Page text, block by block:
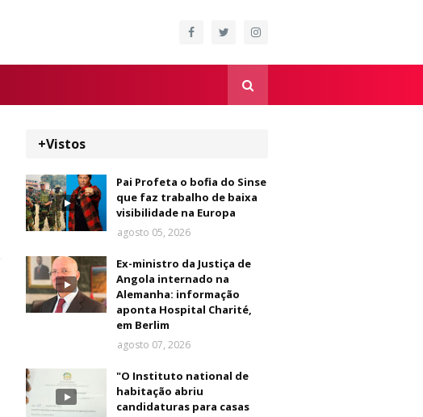
+Vistos
Pai Profeta o bofia do Sinse
que faz trabalho de baixa
visibilidade na Europa
agosto 05, 2026
Ex-ministro da Justiça de
Angola internado na
Alemanha: informação
aponta Hospital Charité,
em Berlim
agosto 07, 2026
"O Instituto national de
habitação abriu
candidaturas para casas